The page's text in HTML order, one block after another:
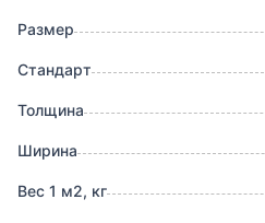
Размер
Стандарт
Толщина
Ширина
Вес 1 м2, кг